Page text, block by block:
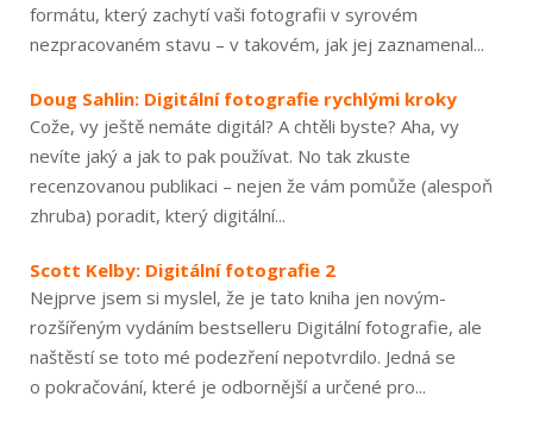
formátu, který zachytí vaši fotografii v syrovém
nezpracovaném stavu – v takovém, jak jej zaznamenal...
Doug Sahlin: Digitální fotografie rychlými kroky
Cože, vy ještě nemáte digitál? A chtěli byste? Aha, vy
nevíte jaký a jak to pak používat. No tak zkuste
recenzovanou publikaci – nejen že vám pomůže (alespoň
zhruba) poradit, který digitální...
Scott Kelby: Digitální fotografie 2
Nejprve jsem si myslel, že je tato kniha jen novým-
rozšířeným vydáním bestselleru Digitální fotografie, ale
naštěstí se toto mé podezření nepotvrdilo. Jedná se
o pokračování, které je odbornější a určené pro...